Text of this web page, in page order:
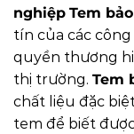
nghiệp Tem
tín của các
quyền thương
thị trường. Tem
chất liệu đặc
tem để biết